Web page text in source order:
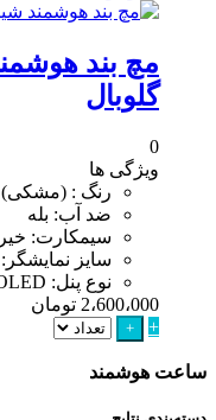
گلوبال
0
ویژگی ها
رنگ : (مشکی)
ضد آب: بله
سیمکارت: خیر
سایز نمایشگر: 1.64 اینچ
نوع پنل: AMOLED
2،600،000 تومان
+
+
ساعت هوشمند